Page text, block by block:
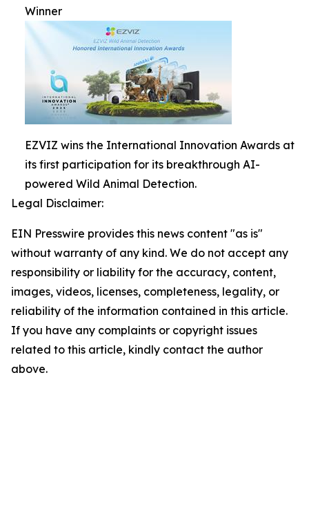
Winner
EZVIZ wins the International Innovation Awards at
its first participation for its breakthrough AI-
powered Wild Animal Detection.
Legal Disclaimer:
EIN Presswire provides this news content "as is"
without warranty of any kind. We do not accept any
responsibility or liability for the accuracy, content,
images, videos, licenses, completeness, legality, or
reliability of the information contained in this article.
If you have any complaints or copyright issues
related to this article, kindly contact the author
above.